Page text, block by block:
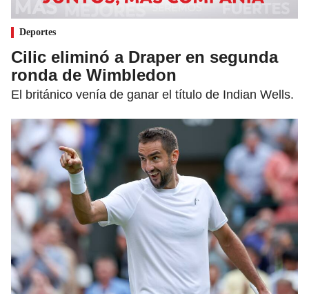
Deportes
Cilic eliminó a Draper en segunda
ronda de Wimbledon
El británico venía de ganar el título de Indian Wells.